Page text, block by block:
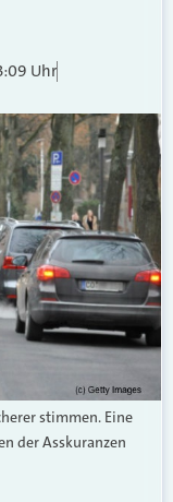
Uhr
stimmen. Eine
der Asskuranzen